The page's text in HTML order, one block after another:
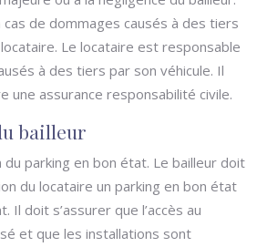
de dommages causés à des tiers
Le locataire est responsable
à des tiers par son véhicule. Il
une assurance responsabilité civile.
bailleur
parking en bon état. Le bailleur doit
du locataire un parking en bon état
Il doit s’assurer que l’accès au
et que les installations sont